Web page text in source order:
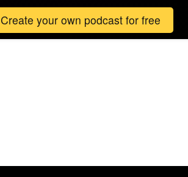
Create your own podcast for free